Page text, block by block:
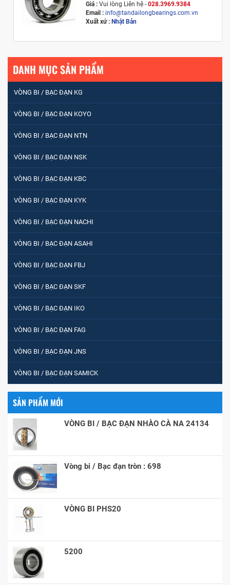
Giá :Vui lòng Liên hệ - 028.3969.9384
Email : info@tandailongbearings.com.vn
Xuất xứ : Nhật Bản
DANH MỤC SẢN PHẨM
VÒNG BI / BẠC ĐẠN KG
VÒNG BI / BẠC ĐẠN KOYO
VÒNG BI / BẠC ĐẠN NTN
VÒNG BI / BẠC ĐẠN NSK
VÒNG BI / BẠC ĐẠN KBC
VÒNG BI / BẠC ĐẠN KYK
VÒNG BI / BẠC ĐẠN NACHI
VÒNG BI / BẠC ĐẠN ASAHI
VÒNG BI / BẠC ĐẠN FBJ
VÒNG BI / BẠC ĐẠN SKF
VÒNG BI / BẠC ĐẠN IKO
VÒNG BI / BẠC ĐẠN FAG
VÒNG BI / BẠC ĐẠN JNS
VÒNG BI / BẠC ĐẠN SAMICK
SẢN PHẨM MỚI
VÒNG BI / BẠC ĐẠN NHÀO CÀ NA 24134
Vòng bi / Bạc đạn tròn : 698
VÒNG BI PHS20
5200